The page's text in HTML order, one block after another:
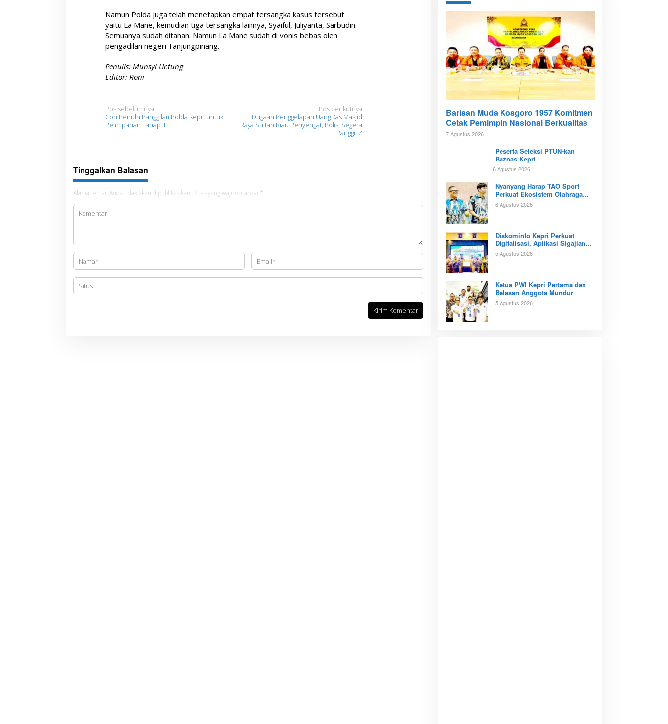
Namun Polda juga telah menetapkan empat tersangka kasus tersebut
yaitu La Mane, kemudian tiga tersangka lainnya, Syaiful, Juliyanta, Sarbudin.
Semuanya sudah ditahan. Namun La Mane sudah di vonis bebas oleh
pengadilan negeri Tanjungpinang.
Penulis: Munsyi Untung
Editor: Roni
N
a
g
a
s
i
s
Pos sebelumnya
Cori Penuhi Panggilan Polda Kepri untuk
Pelimpahan Tahap II
Pos berikutnya
Dugaan Penggelapan Uang Kas Masjid
Raya Sultan Riau Penyengat, Polisi Segera
Panggil Z
Tinggalkan Balasan
Alamat email Anda tidak akan dipublikasikan. Ruas yang wajib ditandai *
Barisan Muda Kosgoro 1957 Komitmen
Cetak Pemimpin Nasional Berkualitas
7 Agustus 2026
Peserta Seleksi PTUN-kan
Baznas Kepri
6 Agustus 2026
Nyanyang Harap TAO Sport
Perkuat Ekosistem Olahraga
Padel di Kota Batam
6 Agustus 2026
Diskominfo Kepri Perkuat
Digitalisasi, Aplikasi Sigajian
Sudah Terintegrasi TTE
5 Agustus 2026
Ketua PWI Kepri Pertama dan
Belasan Anggota Mundur
5 Agustus 2026